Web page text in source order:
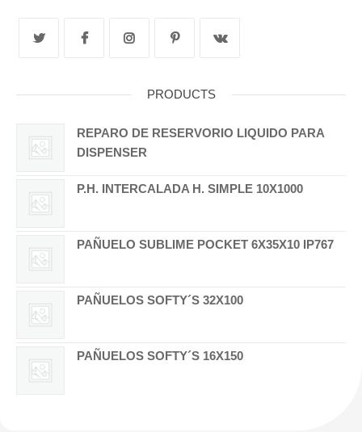
PRODUCTS
REPARO DE RESERVORIO LIQUIDO PARA
DISPENSER
P.H. INTERCALADA H. SIMPLE 10X1000
PAÑUELO SUBLIME POCKET 6X35X10 IP767
PAÑUELOS SOFTY´S 32X100
PAÑUELOS SOFTY´S 16X150